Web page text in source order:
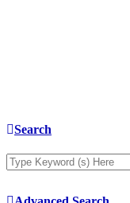
Search